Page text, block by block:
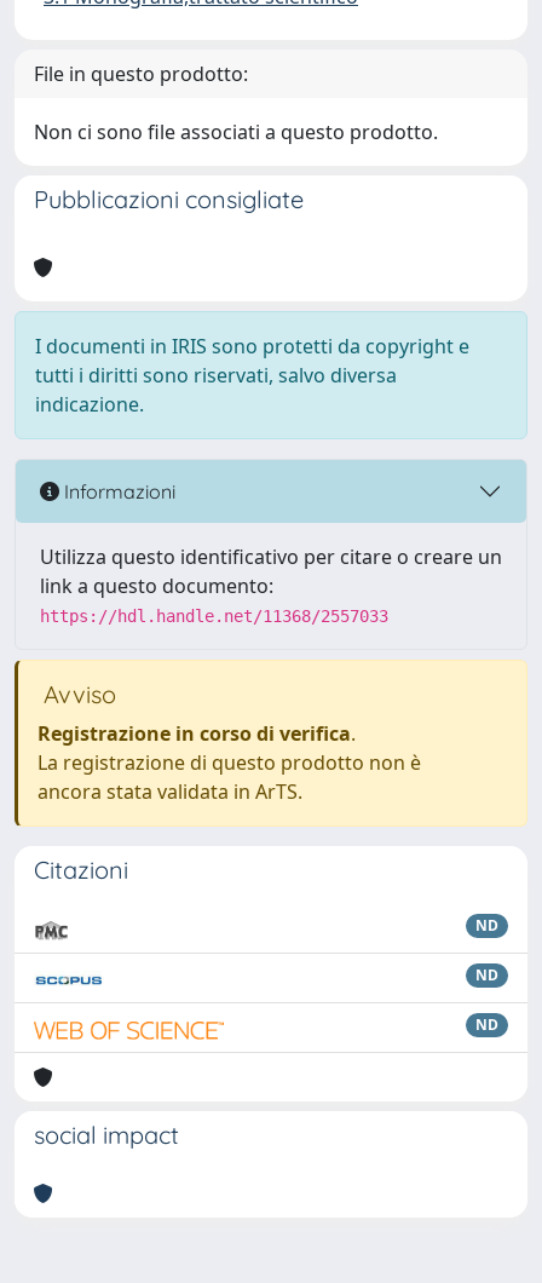
File in questo prodotto:
Non ci sono file associati a questo prodotto.
Pubblicazioni consigliate
I documenti in IRIS sono protetti da copyright e
tutti i diritti sono riservati, salvo diversa
indicazione.
Informazioni
Utilizza questo identificativo per citare o creare un
link a questo documento:
https://hdl.handle.net/11368/2557033
Avviso
Registrazione in corso di verifica.
La registrazione di questo prodotto non è
ancora stata validata in ArTS.
Citazioni
ND
ND
ND
social impact